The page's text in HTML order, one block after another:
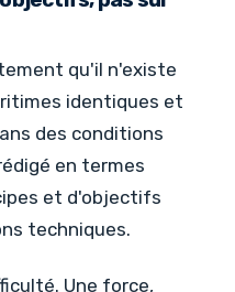
qu'il n'existe
identiques et
des conditions
en termes
et d'objectifs
techniques.
Une force,